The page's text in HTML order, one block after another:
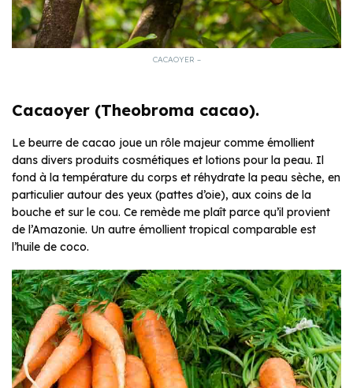
CACAOYER –
Cacaoyer (Theobroma cacao).
Le beurre de cacao joue un rôle majeur comme émollient
dans divers produits cosmétiques et lotions pour la peau. Il
fond à la température du corps et réhydrate la peau sèche, en
particulier autour des yeux (pattes d’oie), aux coins de la
bouche et sur le cou. Ce remède me plaît parce qu’il provient
de l’Amazonie. Un autre émollient tropical comparable est
l’huile de coco.